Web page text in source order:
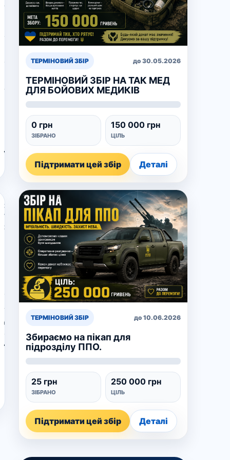
Українські
військові
отримають
ще
один
повнопривідний
автомобіль
волонтерів
“УНІА”
–
відео
2
Травня,
2023
Буковинські
волонтери
придбали
один
автомобіль
для
захисників
–
відео
ТЕРМІНОВИЙ ЗБІР до 30.05.2026
ТЕРМІНОВИЙ ЗБІР НА ТАК МЕД
ДЛЯ БОЙОВИХ МЕДИКІВ
0 грн
ЗІБРАНО
150 000 грн
ЦІЛЬ
Підтримати цей збір Деталі
ТЕРМІНОВИЙ ЗБІР до 10.06.2026
Збираємо на пікап для
підрозділу ППО.
25 грн
ЗІБРАНО
250 000 грн
ЦІЛЬ
Підтримати цей збір Деталі